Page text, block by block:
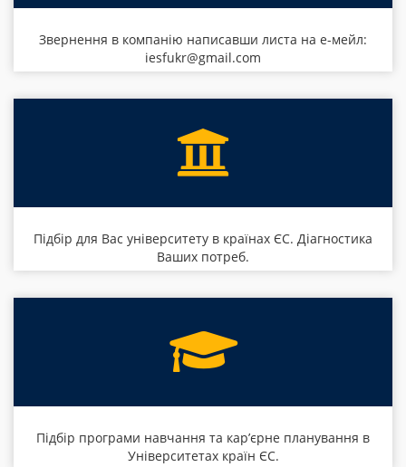
Звернення в компанію написавши листа на е-мейл:
iesfukr@gmail.com
Підбір для Вас університету в країнах ЄС. Діагностика
Ваших потреб.
Підбір програми навчання та кар’єрне планування в
Університетах країн ЄС.